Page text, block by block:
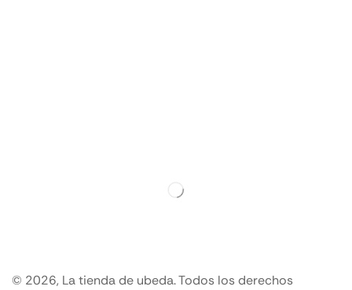
© 2026, La tienda de ubeda. Todos los derechos